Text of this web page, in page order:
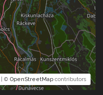
| © OpenStreetMap contributors